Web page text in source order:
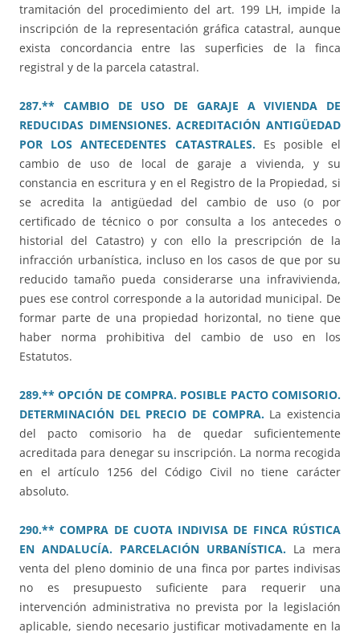
tramitación del procedimiento del art. 199 LH, impide la
inscripción de la representación gráfica catastral, aunque
exista concordancia entre las superficies de la finca
registral y de la parcela catastral.
287.** CAMBIO DE USO DE GARAJE A VIVIENDA DE
REDUCIDAS DIMENSIONES. ACREDITACIÓN ANTIGÜEDAD
POR LOS ANTECEDENTES CATASTRALES.Es posible el
cambio de uso de local de garaje a vivienda, y su
constancia en escritura y en el Registro de la Propiedad, si
se acredita la antigüedad del cambio de uso (o por
certificado de técnico o por consulta a los antecedes o
historial del Catastro) y con ello la prescripción de la
infracción urbanística, incluso en los casos de que por su
reducido tamaño pueda considerarse una infravivienda,
pues ese control corresponde a la autoridad municipal. De
formar parte de una propiedad horizontal, no tiene que
haber norma prohibitiva del cambio de uso en los
Estatutos.
289.** OPCIÓN DE COMPRA. POSIBLE PACTO COMISORIO.
DETERMINACIÓN DEL PRECIO DE COMPRA.La existencia
del pacto comisorio ha de quedar suficientemente
acreditada para denegar su inscripción. La norma recogida
en el artículo 1256 del Código Civil no tiene carácter
absoluto.
290.** COMPRA DE CUOTA INDIVISA DE FINCA RÚSTICA
EN ANDALUCÍA. PARCELACIÓN URBANÍSTICA. La mera
venta del pleno dominio de una finca por partes indivisas
no es presupuesto suficiente para requerir una
intervención administrativa no prevista por la legislación
aplicable, siendo necesario justificar motivadamente en la